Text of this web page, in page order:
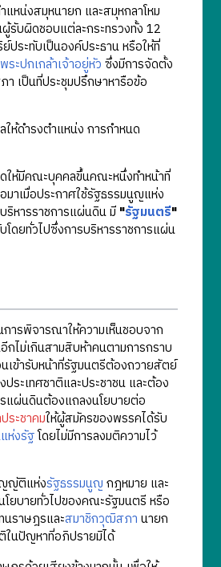
หน่งสมุหนายก และสมุหกลาโหม
รับผิดชอบแต่ละกระทรวงทั้ง 12
ระทับเป็นองค์ประธาน หรือให้ที่
ระปกเกล้าเจ้าอยู่หัวซึ่งมีการจัดตั้ง
เป็นที่ประชุมปรึกษาหารือข้อ
ห้ดำรงตำแหน่ง การกำหนด
ให้มีคณะบุคคลขึ้นคณะหนึ่งทำหน้าที่
าเมื่อประกาศใช้รัฐธรรมนูญแห่ง
หารราชการแผ่นดิน มี "รัฐมนตรี"
ดยทั่วไปซึ่งการบริหารราชการแผ่น
ารพิจารณาให้ความเห็นชอบจาก
กไม่เกินสามสิบห้าคนตามการกราบ
เข้ารับหน้าที่รัฐมนตรีต้องถวายสัตย์
ะเทศชาติและประชาชน และต้อง
แผ่นดินต้องแถลงนโยบายต่อ
ะชาคมให้ผู้สมัครของพรรคได้รับ
ห่งรัฐโดยไม่มีการลงมติความไว้
ญญัติแห่งรัฐธรรมนูญ กฎหมาย และ
ยบายทั่วไปของคณะรัฐมนตรี หรือ
ราษฎรและสมาชิกวุฒิสภา นายก
ในปัญหาที่อภิปรายมิได้